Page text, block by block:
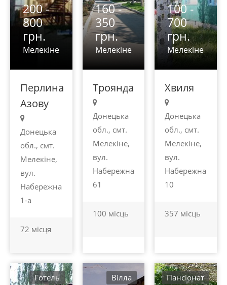
200 -
800
грн.
Мелекіне
Перлина
Азову
Донецька
обл., смт.
Мелекіне,
вул.
Набережна
1-а
72 місця
160 -
350
грн.
Мелекіне
Троянда
Донецька
обл., смт.
Мелекіне,
вул.
Набережна
61
100 місць
100 -
700
грн.
Мелекіне
Хвиля
Донецька
обл., смт.
Мелекіне,
вул.
Набережна
10
357 місць
Готель Вілла Пансіонат